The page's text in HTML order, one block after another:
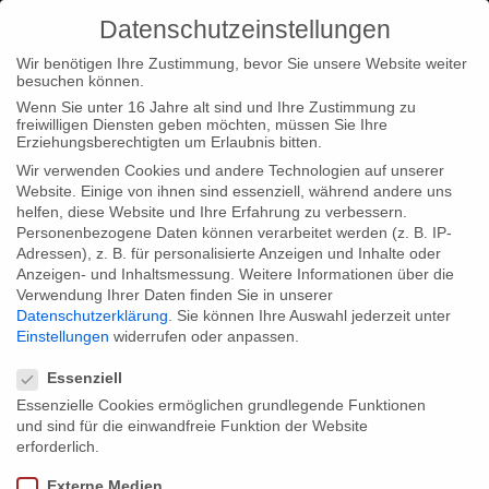
Home Typ|News Christian Beetz als Jurymitglied
Christian Beetz als Jurymitglied
Christian Beetz ist Jurymitglied beim39. Internationalen
Studentenfilmfestival sehsüchte
Potsdam stattfindet.
Share:
Datenschutzeinstellungen
Wir benötigen Ihre Zustimmung, bevor Sie unsere Website weiter
besuchen können.
Wenn Sie unter 16 Jahre alt sind und Ihre Zustimmung zu
freiwilligen Diensten geben möchten, müssen Sie Ihre
Erziehungsberechtigten um Erlaubnis bitten.
Wir verwenden Cookies und andere Technologien auf unserer
Website. Einige von ihnen sind essenziell, während andere uns
helfen, diese Website und Ihre Erfahrung zu verbessern.
Personenbezogene Daten können verarbeitet werden (z. B. IP-
Adressen), z. B. für personalisierte Anzeigen und Inhalte oder
Anzeigen- und Inhaltsmessung. Weitere Informationen über die
Verwendung Ihrer Daten finden Sie in unserer
Datenschutzerklärung
Sie können Ihre Auswahl jederzeit unter
Einstellungen widerrufen oder anpassen.
Essenziell
Essenzielle Cookies ermöglichen grundlegende Funktionen
und sind für die einwandfreie Funktion der Website
erforderlich.